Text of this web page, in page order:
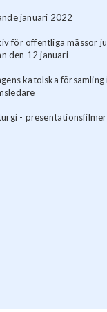
januari 2022
för offentliga mässor
den 12 januari
katolska
- presentationsfilmer